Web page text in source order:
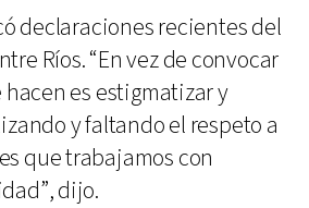
declaraciones recientes del
Ríos. “En vez de convocar
es estigmatizar y
y faltando el respeto a
que trabajamos con
dijo.